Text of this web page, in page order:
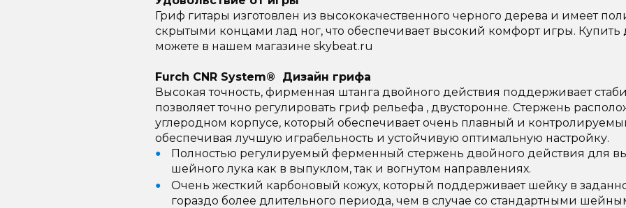
Гриф гитары изготовлен из высококачественного черного дерева и имеет
скрытыми концами лад ног, что обеспечивает высокий комфорт игры.
можете в нашем магазине skybeat.ru
Furch CNR System® Дизайн грифа
Высокая точность, фирменная штанга двойного действия поддерживает
позволяет точно регулировать гриф рельефа , двусторонне. Стержень
углеродном корпусе, который обеспечивает очень плавный и
обеспечивая лучшую играбельность и устойчивую оптимальную настройку.
Полностью регулируемый ферменный стержень двойного действия для
шейного лука как в выпуклом, так и вогнутом направлениях.
Очень жесткий карбоновый кожух, который поддерживает шейку в
гораздо более длительного периода, чем в случае со стандартными